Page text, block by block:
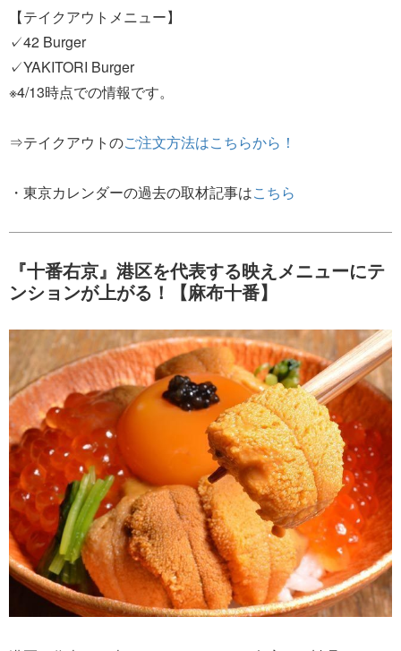
【テイクアウトメニュー】
✓42 Burger
✓YAKITORI Burger
※4/13時点での情報です。
⇒テイクアウトのご注文方法はこちらから！
・東京カレンダーの過去の取材記事はこちら
『十番右京』港区を代表する映えメニューにテ
ンションが上がる！【麻布十番】